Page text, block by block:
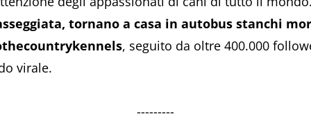
tornano a casa in autobus stanchi
, seguito da oltre 400.000
virale.